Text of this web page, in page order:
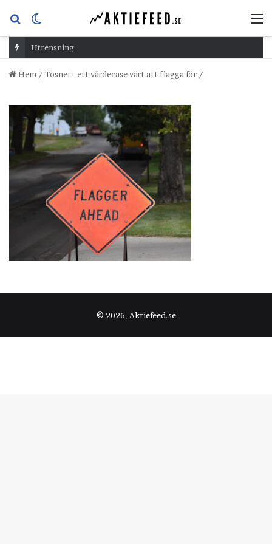
Sök
efterskin
Utrensning
Hem / Tosnet - ett värdecase värt att flagga för /
© 2026, Aktiefeed.se